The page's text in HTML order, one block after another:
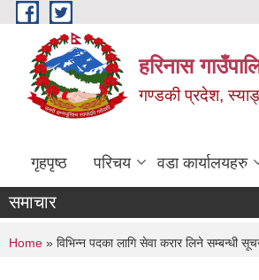
Skip to main content
हरिनास
गण्डकी प्रदेश,
गृहपृष्ठ परिचय वडा कार्यालयहरु
समाचार
You are here
Home » विभिन्न पदका लागि सेवा करार लिने सम्बन्धी